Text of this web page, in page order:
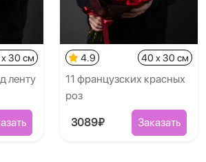
30 см
ленту
4.9 40 x 30 см
11 французских красных
роз
3089₽ Заказать